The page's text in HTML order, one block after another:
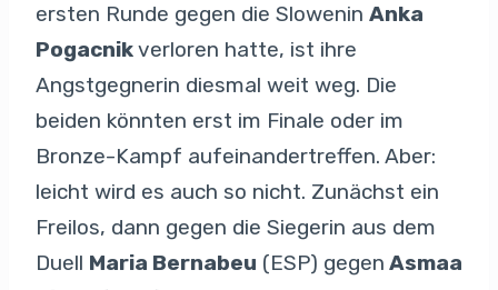
ersten Runde gegen die Slowenin Anka
Pogacnikverloren hatte, ist ihre
Angstgegnerin diesmal weit weg. Die
beiden könnten erst im Finale oder im
Bronze-Kampf aufeinandertreffen. Aber:
leicht wird es auch so nicht. Zunächst ein
Freilos, dann gegen die Siegerin aus dem
Duell Maria Bernabeu (ESP) gegen Asmaa